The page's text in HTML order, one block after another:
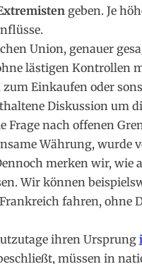
geben. Je
Union, genauer
lästigen Kontrollen
Einkaufen oder
Diskussion um
Frage nach offenen
Währung,
merken wir,
Wir können
fahren, ohne
ihren Ursprung
müssen in